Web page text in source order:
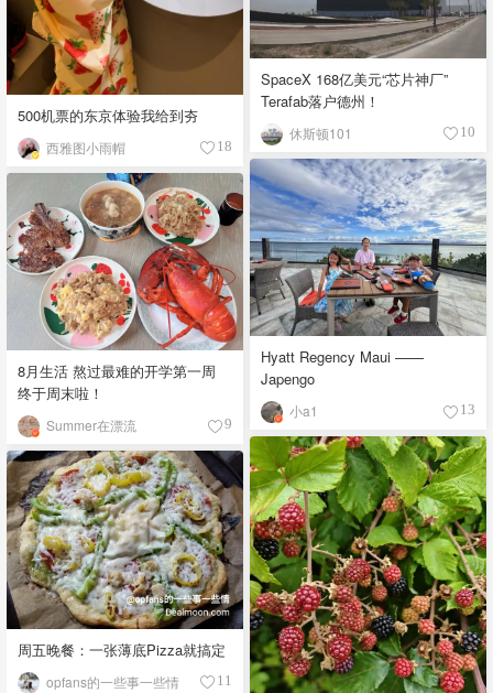
500机票的东京体验我给到夯
西雅图小雨帽 18
SpaceX 168亿美元“芯片神厂”
Terafab落户德州！
休斯顿101 10
Hyatt Regency Maui ——
Japengo
小a1 13
8月生活 熬过最难的开学第一周
终于周末啦！
Summer在漂流 9
周五晚餐：一张薄底Pizza就搞定
opfans的一些事一些情 11